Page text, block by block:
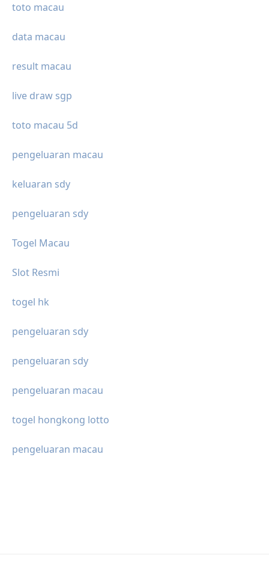
toto macau
data macau
result macau
live draw sgp
toto macau 5d
pengeluaran macau
keluaran sdy
pengeluaran sdy
Togel Macau
Slot Resmi
togel hk
pengeluaran sdy
pengeluaran sdy
pengeluaran macau
togel hongkong lotto
pengeluaran macau